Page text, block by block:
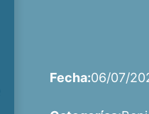
Fecha:06/07/